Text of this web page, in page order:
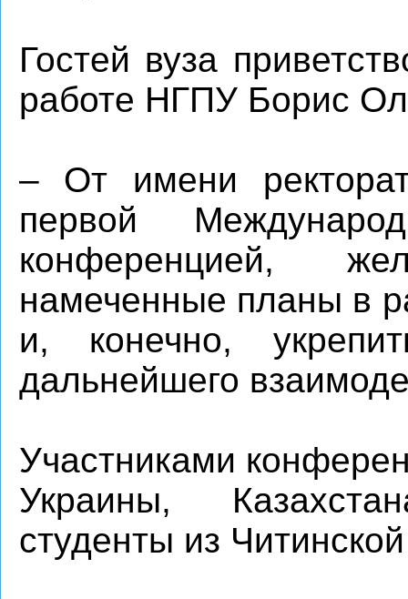
Гостей вуза
работе НГПУ Борис
– От имени
первой
конференцией,
намеченные планы в
и, конечно,
дальнейшего
Участниками
Украины,
студенты из